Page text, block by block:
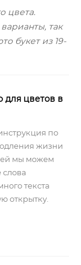
цвета.
так
букет из 19-
для цветов в
по
жизни
мы можем
слова
текста
открытку.